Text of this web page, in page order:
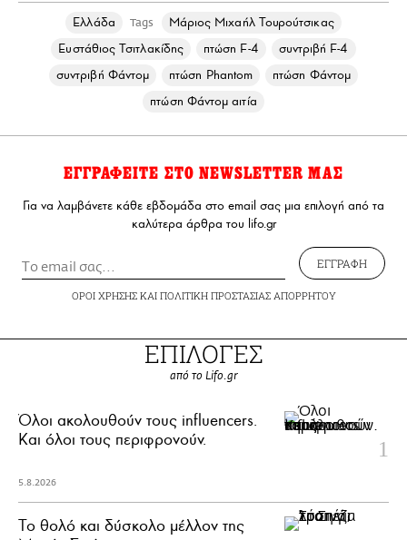
Ελλάδα Tags
Μάριος Μιχαήλ Τουρούτσικας
Ευστάθιος Τσιτλακίδης
πτώση F-4
συντριβή F-4
συντριβή Φάντομ
πτώση Phantom
πτώση Φάντομ
πτώση Φάντομ αιτία
ΕΓΓΡΑΦΕΙΤΕ ΣΤΟ NEWSLETTER ΜΑΣ
Για να λαμβάνετε κάθε εβδομάδα στο email σας μια επιλογή από τα
καλύτερα άρθρα του lifo.gr
ΕΓΓΡΑΦΗ
ΟΡΟΙ ΧΡΗΣΗΣΚΑΙ ΠΟΛΙΤΙΚΗ ΠΡΟΣΤΑΣΙΑΣ ΑΠΟΡΡΗΤΟΥ
ΕΠΙΛΟΓΕΣ
από το Lifo.gr
Όλοι ακολουθούν τους influencers.
Και όλοι τους περιφρονούν.
5.8.2026
Το θολό και δύσκολο μέλλον της